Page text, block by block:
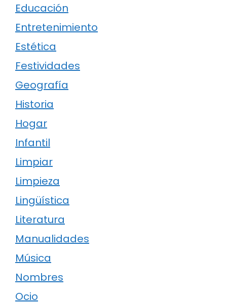
Educación
Entretenimiento
Estética
Festividades
Geografía
Historia
Hogar
Infantil
Limpiar
Limpieza
Lingüística
Literatura
Manualidades
Música
Nombres
Ocio